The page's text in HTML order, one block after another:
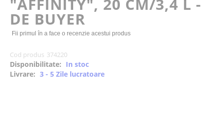
the
images
gallery
"AFFINITY", 20 CM/3,4 L -
DE BUYER
Fii primul în a face o recenzie acestui produs
Cod produs 374220
Disponibilitate: In stoc
Livrare: 3 - 5 Zile lucratoare